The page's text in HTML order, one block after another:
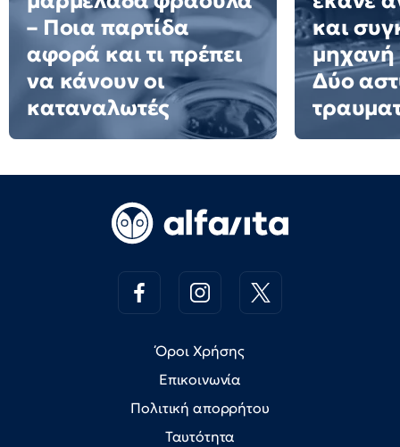
– Ποια παρτίδα
αφορά και τι πρέπει
να κάνουν οι
καταναλωτές
και
μηχανή
Δύο
Όροι Χρήσης
Επικοινωνία
Πολιτική απορρήτου
Ταυτότητα